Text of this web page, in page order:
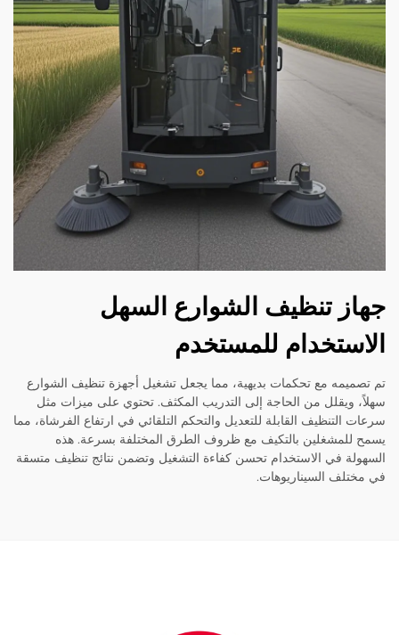
تنظيف الشوارع السهل
للمستخدم
مع تحكمات بديهية، مما يجعل تشغيل أجهزة تنظيف الشوارع
ويقلل من الحاجة إلى التدريب المكثف. تحتوي على ميزات مثل
التنظيف القابلة للتعديل والتحكم التلقائي في ارتفاع الفرشاة، مما
للمشغلين بالتكيف مع ظروف الطرق المختلفة بسرعة. هذه
في الاستخدام تحسن كفاءة التشغيل وتضمن نتائج تنظيف متسقة
السيناريوهات.